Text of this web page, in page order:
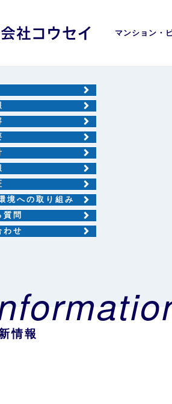
マンション・
境への取り組み
質問
わせ
情報